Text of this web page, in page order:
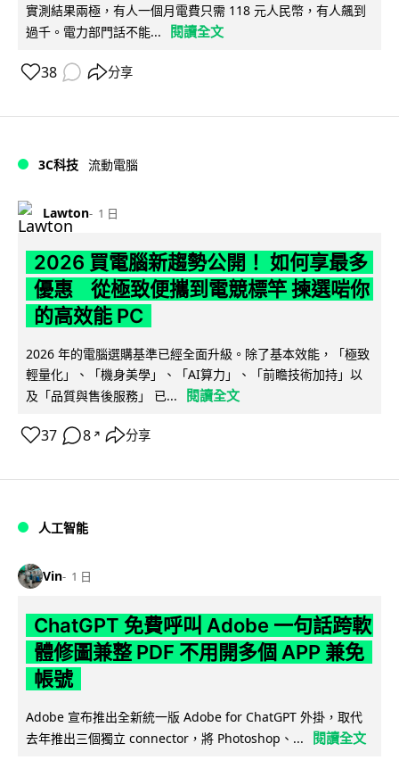
實測結果兩極，有人一個月電費只需 118 元人民幣，有人飆到
過千。電力部門話不能...
閱讀全文
38 分享
3C科技 流動電腦
Lawton 1 日
2026 買電腦新趨勢公開！ 如何享最多
優惠 從極致便攜到電競標竿 揀選啱你
的高效能 PC
2026 年的電腦選購基準已經全面升級。除了基本效能，「極致
輕量化」、「機身美學」、「AI算力」、「前瞻技術加持」以
及「品質與售後服務」 已...
閱讀全文
37 8 ↗ 分享
人工智能
Vin 1 日
ChatGPT 免費呼叫 Adobe 一句話跨軟
體修圖兼整 PDF 不用開多個 APP 兼免
帳號
Adobe 宣布推出全新統一版 Adobe for ChatGPT 外掛，取代
去年推出三個獨立 connector，將 Photoshop、...
閱讀全文